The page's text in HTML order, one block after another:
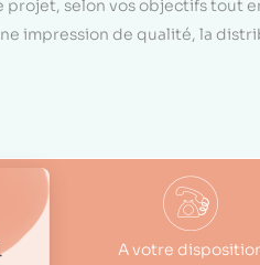
projet, selon vos objectifs
impression de qualité, la
A votre